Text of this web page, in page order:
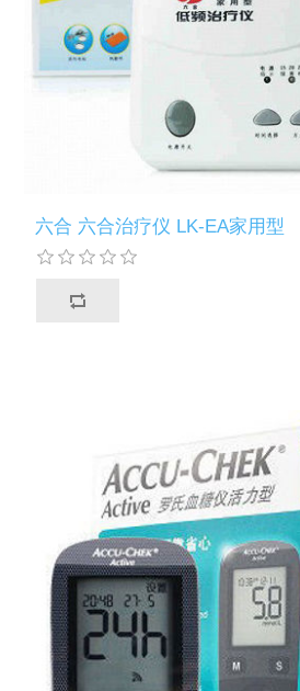
六合 六合治疗仪 LK-EA家用型